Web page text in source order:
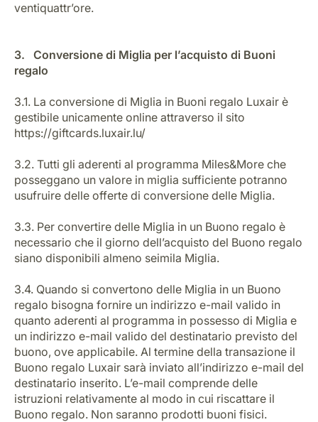
ventiquattr’ore.
3. Conversione di Miglia per l’acquisto di Buoni
regalo
3.1. La conversione di Miglia in Buoni regalo Luxair è
gestibile unicamente online attraverso il sito
https://giftcards.luxair.lu/
3.2. Tutti gli aderenti al programma Miles&More che
posseggano un valore in miglia sufficiente potranno
usufruire delle offerte di conversione delle Miglia.
3.3. Per convertire delle Miglia in un Buono regalo è
necessario che il giorno dell’acquisto del Buono regalo
siano disponibili almeno seimila Miglia.
3.4. Quando si convertono delle Miglia in un Buono
regalo bisogna fornire un indirizzo e-mail valido in
quanto aderenti al programma in possesso di Miglia e
un indirizzo e-mail valido del destinatario previsto del
buono, ove applicabile. Al termine della transazione il
Buono regalo Luxair sarà inviato all’indirizzo e-mail del
destinatario inserito. L’e-mail comprende delle
istruzioni relativamente al modo in cui riscattare il
Buono regalo. Non saranno prodotti buoni fisici.